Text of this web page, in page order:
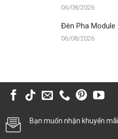
06/08/2026
Đèn Pha Module
06/08/2026
Bạn muốn nhận khuyến